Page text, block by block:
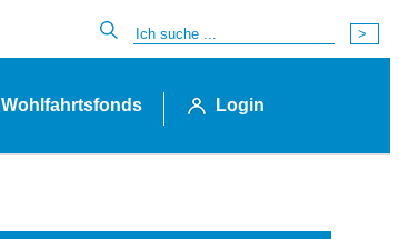
Wohlfahrtsfonds Login